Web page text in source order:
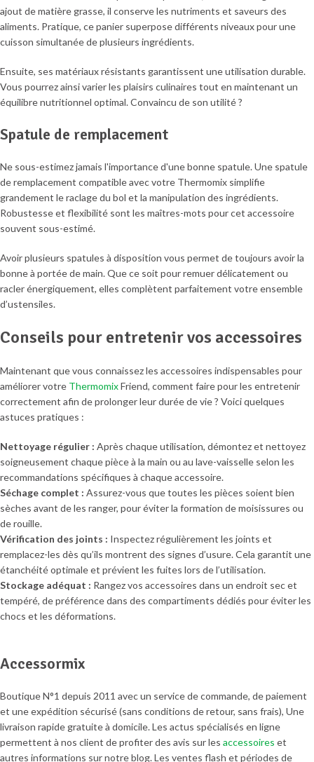
ajout de matière grasse, il conserve les nutriments et saveurs des
aliments. Pratique, ce panier superpose différents niveaux pour une
cuisson simultanée de plusieurs ingrédients.
Ensuite, ses matériaux résistants garantissent une utilisation durable.
Vous pourrez ainsi varier les plaisirs culinaires tout en maintenant un
équilibre nutritionnel optimal. Convaincu de son utilité ?
Spatule de remplacement
Ne sous-estimez jamais l'importance d'une bonne spatule. Une spatule
de remplacement compatible avec votre Thermomix simplifie
grandement le raclage du bol et la manipulation des ingrédients.
Robustesse et flexibilité sont les maîtres-mots pour cet accessoire
souvent sous-estimé.
Avoir plusieurs spatules à disposition vous permet de toujours avoir la
bonne à portée de main. Que ce soit pour remuer délicatement ou
racler énergiquement, elles complètent parfaitement votre ensemble
d’ustensiles.
Conseils pour entretenir vos accessoires
Maintenant que vous connaissez les accessoires indispensables pour
améliorer votre ThermomixFriend, comment faire pour les entretenir
correctement afin de prolonger leur durée de vie ? Voici quelques
astuces pratiques :
Nettoyage régulier : Après chaque utilisation, démontez et nettoyez
soigneusement chaque pièce à la main ou au lave-vaisselle selon les
recommandations spécifiques à chaque accessoire.
Séchage complet : Assurez-vous que toutes les pièces soient bien
sèches avant de les ranger, pour éviter la formation de moisissures ou
de rouille.
Vérification des joints : Inspectez régulièrement les joints et
remplacez-les dès qu’ils montrent des signes d’usure. Cela garantit une
étanchéité optimale et prévient les fuites lors de l’utilisation.
Stockage adéquat : Rangez vos accessoires dans un endroit sec et
tempéré, de préférence dans des compartiments dédiés pour éviter les
chocs et les déformations.
Accessormix
Boutique N°1 depuis 2011 avec un service de commande, de paiement
et une expédition sécurisé (sans conditions de retour, sans frais), Une
livraison rapide gratuite à domicile. Les actus spécialisés en ligne
permettent à nos client de profiter des avis sur les accessoires et
autres informations sur notre blog. Les ventes flash et périodes de